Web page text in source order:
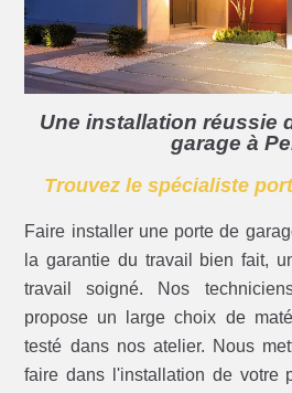
Une installation réussie
garage à
Trouvez le spécialiste
Faire installer une porte de
la garantie du travail bien fait,
travail soigné. Nos
propose un large choix de
testé dans nos atelier. Nous
faire dans l'installation de votre